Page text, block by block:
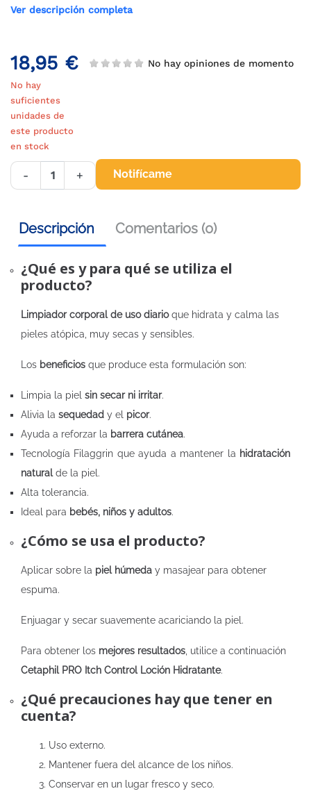
Ver descripción completa
18,95 € No hay opiniones de momento
No hay
suficientes
unidades de
este producto
en stock
- + Notifícame
Descripción Comentarios (0)
¿Qué es y para qué se utiliza el
producto?
Limpiador corporal de uso diarioque hidrata y calma las
pieles atópica, muy secas y sensibles.
Los beneficios que produce esta formulación son:
Limpia la piel sin secar ni irritar.
Alivia la sequedad y el picor.
Ayuda a reforzar la barrera cutánea.
Tecnología Filaggrin que ayuda a mantener la hidratación
naturalde la piel.
Alta tolerancia.
Ideal para bebés, niños y adultos.
¿Cómo se usa el producto?
Aplicar sobre la piel húmeda y masajear para obtener
espuma.
Enjuagar y secar suavemente acariciando la piel.
Para obtener los mejores resultados , utilice a continuación
Cetaphil PRO Itch Control Loción Hidratante.
¿Qué precauciones hay que tener en
cuenta?
Uso externo.
Mantener fuera del alcance de los niños.
Conservar en un lugar fresco y seco.